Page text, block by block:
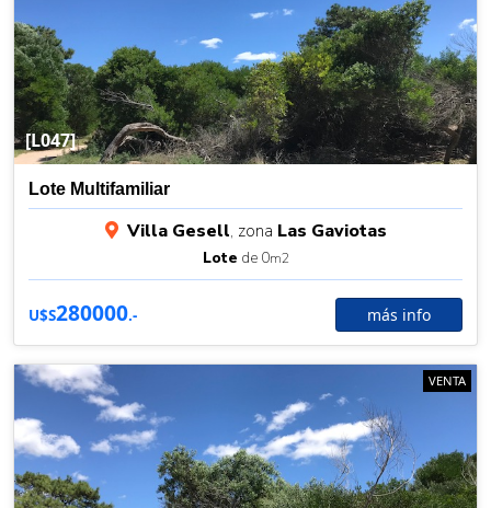
[L047]
Lote Multifamiliar
Villa Gesell, zona Las Gaviotas
Lote de 0m2
U$S280000.- más info
VENTA